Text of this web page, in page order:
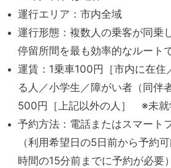
運行エリア：市内全域
運行形態：複数人の乗客が同乗
停留所間を最も効率的なルート
運賃：1乗車100円［市内に在住
る人／小学生／障がい者（同伴
500円［上記以外の人］ ※未就
予約方法：電話またはスマート
（利用希望日の5日前から予約
時間の15分前までに予約が必要）